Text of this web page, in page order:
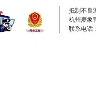
抵制不良
杭州麦象
联系电话